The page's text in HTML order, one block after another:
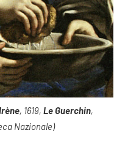
, 1619, LeGuerchin,
Nazionale)